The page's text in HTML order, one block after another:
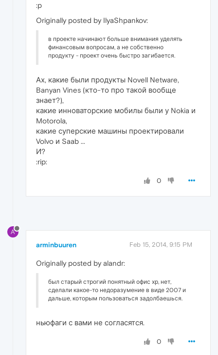
:p
Originally posted by IlyaShpankov:
в проекте начинают больше внимания уделять
финансовым вопросам, а не собственно
продукту - проект очень быстро загибается.
Ах, какие были продукты Novell Netware,
Banyan Vines (кто-то про такой вообще
знает?),
какие инноваторские мобилы были у Nokia и
Motorola,
какие суперские машины проектировали
Volvo и Saab ...
И?
:rip:
0
A
arminbuuren Feb 15, 2014, 9:15 PM
Originally posted by alandr:
был старый строгий понятный офис хр, нет,
сделали какое-то недоразумение в виде 2007 и
дальше, которым пользоваться задолбаешься.
ньюфаги с вами не согласятся.
0